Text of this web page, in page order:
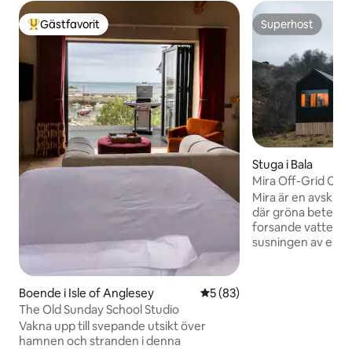
Populär gästfavorit
Gästfavorit
Boende i Isle of Anglesey 5 av 5 i genomsnittligt
5 (83)
The Old Sunday School Studio
Vakna upp till svepande utsikt över
hamnen och stranden i denna
Superhost
Superhost
Stuga i Bala
Mira Off-Grid
Mira är en avskild
där gröna
forsande
susningen av en